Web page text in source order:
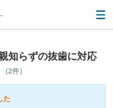
知らずの抜歯に対応
（2件）
た